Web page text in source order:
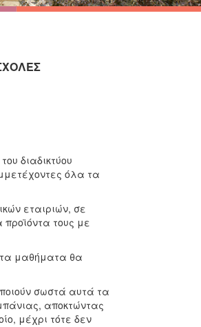
διαδικτύου
όλα τα
εταιριών, σε
τους με
τα μαθήματα θα
σωστά αυτά τα
αποκτώντας
μέχρι τότε δεν